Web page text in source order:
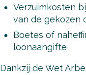
Verzuimkosten
van de gekozen
Boetes of
loonaangifte
Dankzij de Wet